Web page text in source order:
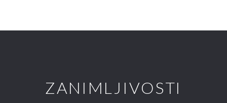
ZANIMLJIVOSTI